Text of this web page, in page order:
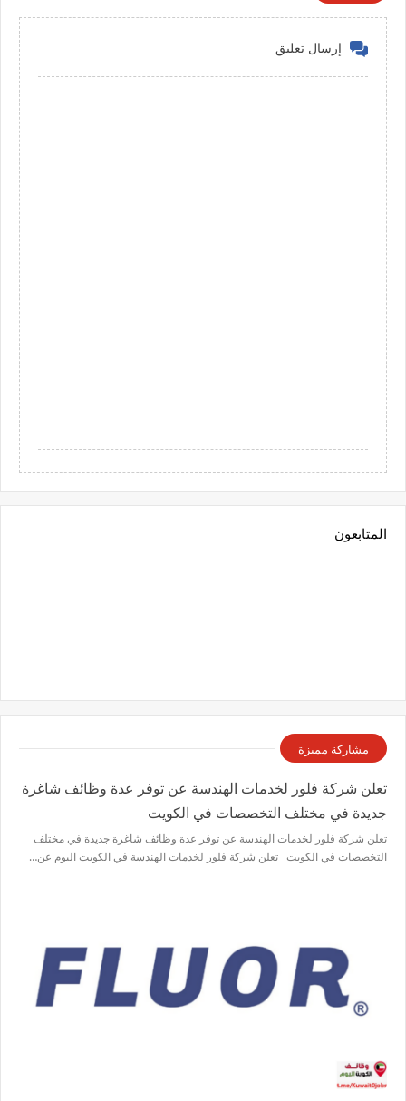
إرسال تعليق
المتابعون
مشاركة مميزة
تعلن شركة فلور لخدمات الهندسة عن توفر عدة وظائف شاغرة
جديدة في مختلف التخصصات في الكويت
تعلن شركة فلور لخدمات الهندسة عن توفر عدة وظائف شاغرة جديدة في مختلف
التخصصات في الكويت تعلن شركة فلور لخدمات الهندسة في الكويت اليوم عن…